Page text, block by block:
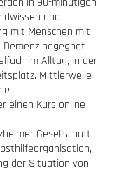
und
mit Menschen mit
begegnet
im Alltag, in der
Mittlerweile
einen Kurs online
Gesellschaft
der Situation von